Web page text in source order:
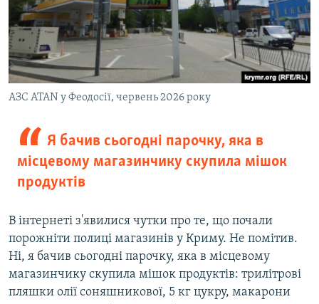
АЗС ATAN у Феодосії, червень 2026 року
Я бачив сьогодні парочку, яка в
місцевому магазинчику скупила мішок
продуктів
В інтернеті з'явилися чутки про те, що почали
порожніти полиці магазинів у Криму. Не помітив.
Ні, я бачив сьогодні парочку, яка в місцевому
магазинчику скупила мішок продуктів: трилітрові
пляшки олії соняшникової, 5 кг цукру, макарони